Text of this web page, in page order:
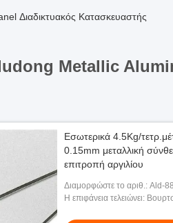
Διαδικτυακός Κατασκευαστής
Metallic
Εσωτερικά 4.5Kg/
0.15mm μεταλλική
επιτροπή αργιλίου
Διαμορφώστε το αριθ.: Ald-
Η επιφάνεια τελειώνει: